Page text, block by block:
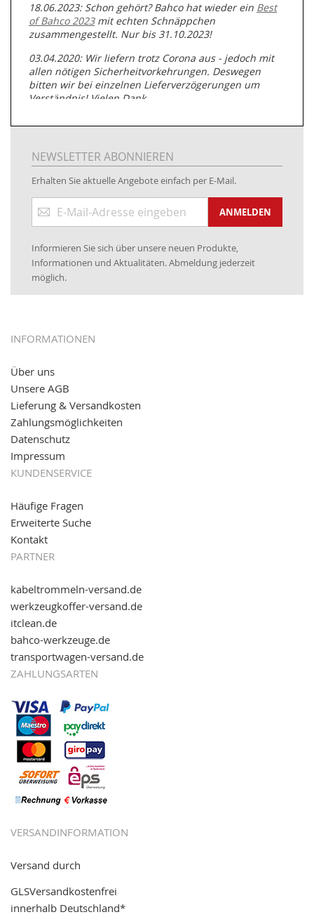
18.06.2023: Schon gehört? Bahco hat wieder ein Best
of Bahco 2023mit echten Schnäppchen
zusammengestellt. Nur bis 31.10.2023!
03.04.2020: Wir liefern trotz Corona aus - jedoch mit
allen nötigen Sicherheitvorkehrungen. Deswegen
bitten wir bei einzelnen Lieferverzögerungen um
Verständnis! Vielen Dank.
05.07.2019: Neuester Zugang zu unserer
Rohrbearbeitung
01.06.2019: Individuell
bedruckte Kabeltrommeln
www.kabeltrommeln-versand.de/Kabelbedruckung
04.11.2018: Überarbeitung der Corporate Identity (CI)
16.01.2017:JETZT NEU- Visa & MasterCard (inkl.
Maestro)
12.01.2017:JETZT NEU- giropay, SOFORT-Überweisung
05.09.2016: NEUE Topseller bei
11.08.2016: Gerade entsteht unser "neuer"
Partnershop
Online-Shop für einfaches Transportieren. Einfach
reinschauen...
NEWSLETTER ABONNIEREN
Erhalten Sie aktuelle Angebote einfach per E-Mail.
zum
ANMELDEN
Informieren Sie sich über unsere neuen Produkte,
Informationen und Aktualitäten. Abmeldung jederzeit
möglich.
INFORMATIONEN
Über uns
Unsere AGB
Lieferung & Versandkosten
Zahlungsmöglichkeiten
Datenschutz
Impressum
KUNDENSERVICE
Häufige Fragen
Erweiterte Suche
Kontakt
PARTNER
kabeltrommeln-versand.de
werkzeugkoffer-versand.de
itclean.de
bahco-werkzeuge.de
transportwagen-versand.de
ZAHLUNGSARTEN
VERSANDINFORMATION
Versand durch
GLSVersandkostenfrei
innerhalb Deutschland*